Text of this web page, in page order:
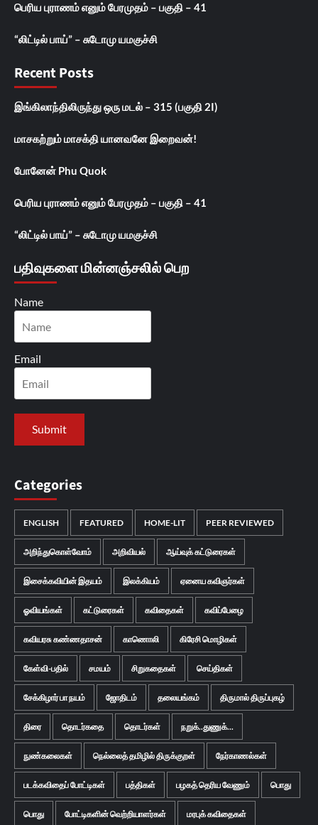
பெரிய புராணம் எனும் பேரமுதம் – பகுதி – 41
“லிட்டில் பாய்” – சுடோமு யமகுச்சி
Recent Posts
இங்கிலாந்திலிருந்து ஒரு மடல் – 315 (பகுதி 2I)
மாசகற்றும் மாசக்தி யானவனே இறைவன்!
போனேன் Phu Quok
பெரிய புராணம் எனும் பேரமுதம் – பகுதி – 41
“லிட்டில் பாய்” – சுடோமு யமகுச்சி
பதிவுகளை மின்னஞ்சலில் பெற
Name
Email
Categories
ENGLISH FEATURED HOME-LIT PEER REVIEWED
அறிந்துகொள்வோம் அறிவியல் ஆய்வுக் கட்டுரைகள்
இசைக்கவியின் இதயம் இலக்கியம் ஏனைய கவிஞர்கள்
ஓவியங்கள் கட்டுரைகள் கவிதைகள் கவிப்பேழை
கவியரசு கண்ணதாசன் காணொலி கிரேசி மொழிகள்
கேள்வி-பதில் சமயம் சிறுகதைகள் செய்திகள்
சேக்கிழார் பா நயம் ஜோதிடம் தலையங்கம் திருமால் திருப்புகழ்
திரை தொடர்கதை தொடர்கள் நறுக்..துணுக்...
நுண்கலைகள் நெல்லைத் தமிழில் திருக்குறள் நேர்காணல்கள்
படக்கவிதைப் போட்டிகள் பத்திகள் பழகத் தெரிய வேணும் பொது
பொது போட்டிகளின் வெற்றியாளர்கள் மரபுக் கவிதைகள்